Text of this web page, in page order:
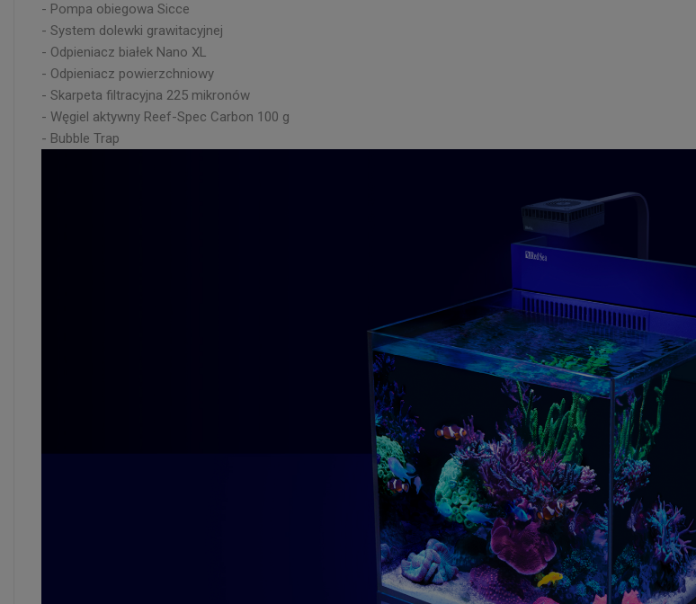
- Pompa obiegowa Sicce
- System dolewki grawitacyjnej
- Odpieniacz białek Nano XL
- Odpieniacz powierzchniowy
- Skarpeta filtracyjna 225 mikronów
- Węgiel aktywny Reef-Spec Carbon 100 g
- Bubble Trap